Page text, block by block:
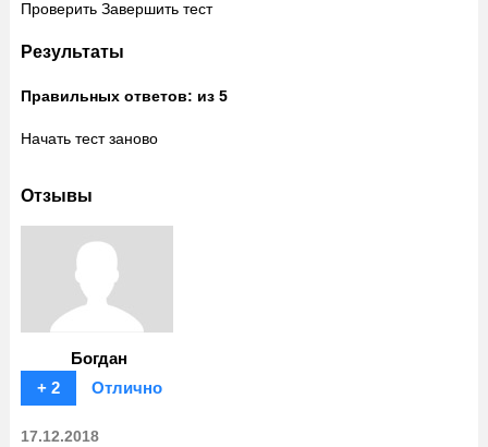
Проверить Завершить тест
Результаты
Правильных ответов: из 5
Начать тест заново
Отзывы
Богдан
+ 2
Отлично
17.12.2018